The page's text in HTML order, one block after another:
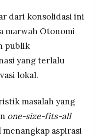
dari konsolidasi ini
marwah Otonomi
publik
yang terlalu
lokal.
masalah yang
one-size-fits-all
aspirasi